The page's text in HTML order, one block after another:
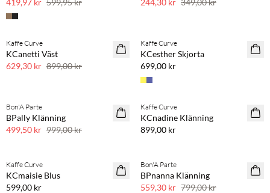
419,97 kr 599,95 kr
244,30 kr 349,00 kr
SAVE20
Kaffe Curve
KCanetti Väst
629,30 kr 899,00 kr
NYHET
Kaffe Curve
KCesther Skjorta
699,00 kr
SAVE20
50 % rabatt
Bon'A Parte
BPally Klänning
499,50 kr 999,00 kr
NYHET
Köp min. 2 & spara 20 %
Kaffe Curve
KCnadine Klänning
899,00 kr
NYHET
Kaffe Curve
KCmaisie Blus
599,00 kr
SAVE20
Bon'A Parte
BPnanna Klänning
559,30 kr 799,00 kr